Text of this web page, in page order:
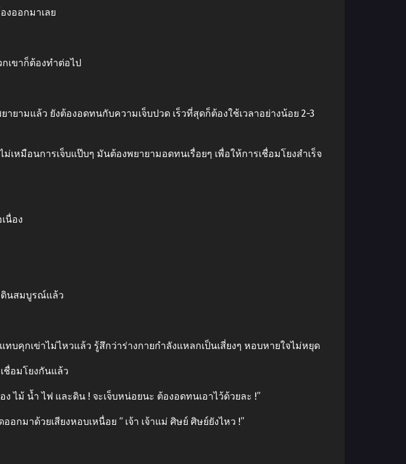
งออกมาเลย
เขาก็ต้องทําต่อไป
ามแล้ว ยังต้องอดทนกับความเจ็บปวด เร็วที่สุดก็ต้องใช้เวลาอย่างน้อย 2-3
มือนการเจ็บแป๊บๆ มันต้องพยายามอดทนเรื่อยๆ เพื่อให้การเชื่อมโยงสําเร็จ
นื่อง
ดินสมบูรณ์แล้ว
คุกเข่าไม่ไหวแล้ว รู้สึกว่าร่างกายกําลังแหลกเป็นเสี่ยงๆ หอบหายใจไม่หยุด
ชื่อมโยงกันแล้ว
ไม้ น้ำ ไฟ และดิน ! จะเจ็บหน่อยนะ ต้องอดทนเอาไว้ด้วยละ !”
กมาด้วยเสียงหอบเหนื่อย “ เจ้า เจ้าแม่ ศิษย์ ศิษย์ยังไหว !”